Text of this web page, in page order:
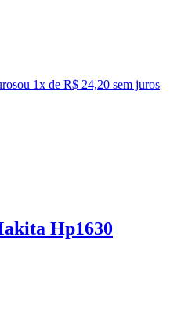
ou 1x de R$ 24,20 sem juros
Hp1630